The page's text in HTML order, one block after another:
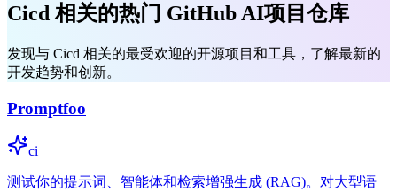
Cicd 相关的热门 GitHub AI项目仓库
发现与 Cicd 相关的最受欢迎的开源项目和工具，了解最新的
开发趋势和创新。
Promptfoo
ci
测试你的提示词、智能体和检索增强生成 (RAG)。对大型语